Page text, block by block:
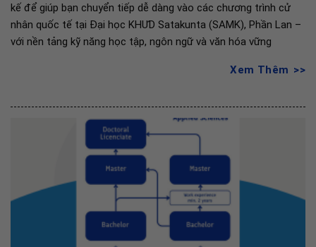
kế để giúp bạn chuyển tiếp dễ dàng vào các chương trình cử
nhân quốc tế tại Đại học KHƯD Satakunta (SAMK), Phần Lan –
với nền tảng kỹ năng học tập, ngôn ngữ và văn hóa vững
Xem Thêm